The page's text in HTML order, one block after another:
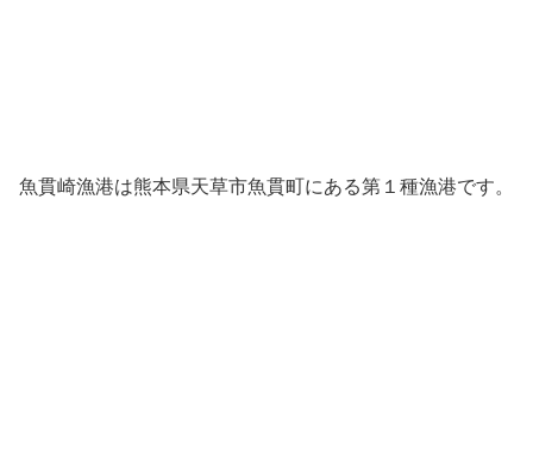
魚貫崎漁港は熊本県天草市魚貫町にある第１種漁港です。